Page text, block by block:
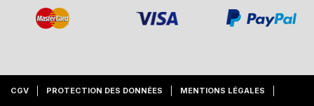
CGV PROTECTION DES DONNÉES MENTIONS LÉGALES